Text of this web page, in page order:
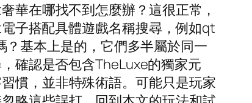
華在哪找不到怎麼辦？這很正常，
子搭配具體遊戲名稱搜尋，例如qt
基本上是的，它們多半屬於同一
確認是否包含TheLuxe的獨家元
慣，並非特殊術語。可能只是玩家